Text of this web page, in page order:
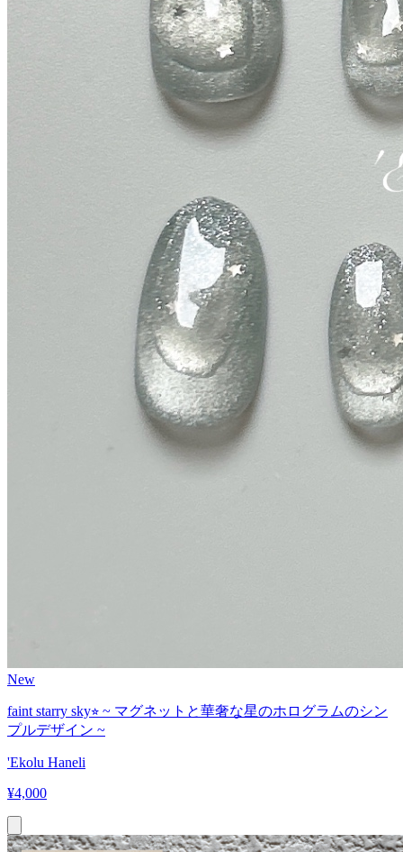
New
faint starry sky⭐︎ ~ マグネットと華奢な星のホログラムのシン
プルデザイン ~
'Ekolu Haneli
¥4,000